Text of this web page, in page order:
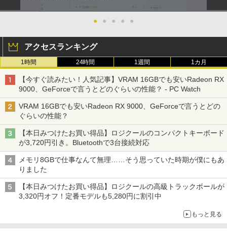
● ● ● ● ●
アクセスランキング
1時間 24時間 1週間 1カ月
【今すぐ読みたい！人気記事】VRAM 16GBでも安いRadeon RX
9000、GeForceで言うとどのぐらいの性能？ - PC Watch
VRAM 16GBでも安いRadeon RX 9000、GeForceで言うとどの
ぐらいの性能？
【本日みつけたお買い得品】ロジクールのコンパクトキーボード
が3,720円引き。Bluetoothで3台接続対応
メモリ8GBで仕事なんて無理……そう思っていた時期が僕にもあ
りました
【本日みつけたお買い得品】ロジクールの高級トラックボールが
3,320円オフ！定番モデルも5,280円に割引中
もっと見る